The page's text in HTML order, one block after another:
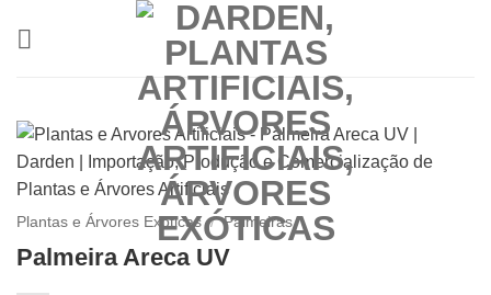
Plantas e Árvores Exóticas / Palmeiras
Palmeira Areca UV